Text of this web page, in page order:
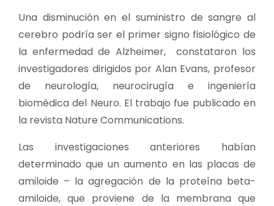
Una disminución en el suministro de sangre al
cerebro podría ser el primer signo fisiológico de
la enfermedad de Alzheimer, constataron los
investigadores dirigidos por Alan Evans, profesor
de neurología, neurocirugía e ingeniería
biomédica del Neuro. El trabajo fue publicado en
la revista Nature Communications.
Las investigaciones anteriores habían
determinado que un aumento en las placas de
amiloide – la agregación de la proteína beta-
amiloide, que proviene de la membrana que